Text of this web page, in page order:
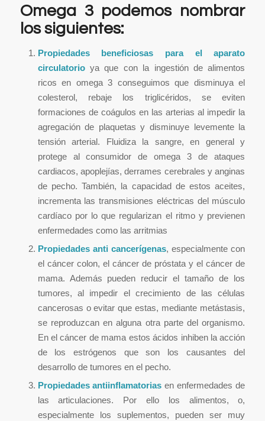
Omega 3 podemos nombrar
los siguientes:
Propiedades beneficiosas para el aparato
circulatorioya que con la ingestión de alimentos
ricos en omega 3 conseguimos que disminuya el
colesterol, rebaje los triglicéridos, se eviten
formaciones de coágulos en las arterias al impedir la
agregación de plaquetas y disminuye levemente la
tensión arterial. Fluidiza la sangre, en general y
protege al consumidor de omega 3 de ataques
cardiacos, apoplejías, derrames cerebrales y anginas
de pecho. También, la capacidad de estos aceites,
incrementa las transmisiones eléctricas del músculo
cardíaco por lo que regularizan el ritmo y previenen
enfermedades como las arritmias
Propiedades anti cancerígenas, especialmente con
el cáncer colon, el cáncer de próstata y el cáncer de
mama. Además pueden reducir el tamaño de los
tumores, al impedir el crecimiento de las células
cancerosas o evitar que estas, mediante metástasis,
se reproduzcan en alguna otra parte del organismo.
En el cáncer de mama estos ácidos inhiben la acción
de los estrógenos que son los causantes del
desarrollo de tumores en el pecho.
Propiedades antiinflamatorias en enfermedades de
las articulaciones. Por ello los alimentos, o,
especialmente los suplementos, pueden ser muy